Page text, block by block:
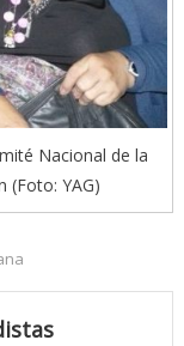
Nacional de la
(Foto: YAG)